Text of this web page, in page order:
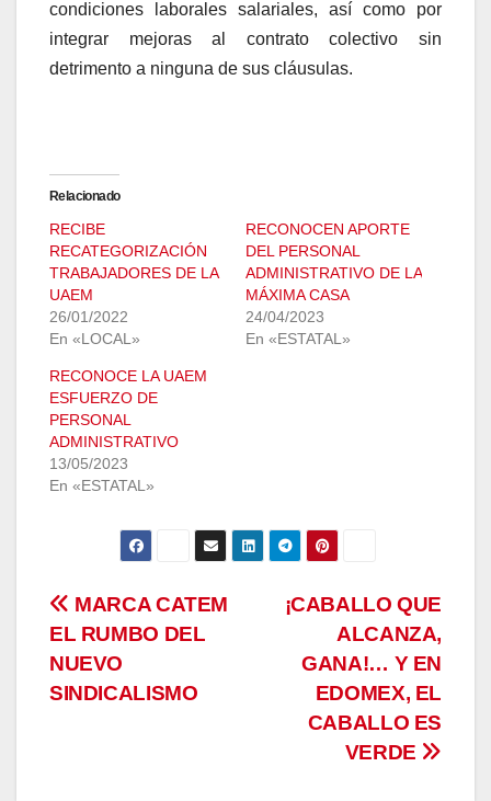
condiciones laborales salariales, así como por
integrar mejoras al contrato colectivo sin
detrimento a ninguna de sus cláusulas.
Relacionado
RECIBE
RECATEGORIZACIÓN
TRABAJADORES DE LA
UAEM
26/01/2022
En «LOCAL»
RECONOCEN APORTE
DEL PERSONAL
ADMINISTRATIVO DE LA
MÁXIMA CASA
24/04/2023
En «ESTATAL»
RECONOCE LA UAEM
ESFUERZO DE
PERSONAL
ADMINISTRATIVO
13/05/2023
En «ESTATAL»
Navegación
de
entradas
¡CABALLO QUE
ALCANZA,
GANA!… Y EN
EDOMEX, EL
CABALLO ES
VERDE
MARCA CATEM
EL RUMBO DEL
NUEVO
SINDICALISMO